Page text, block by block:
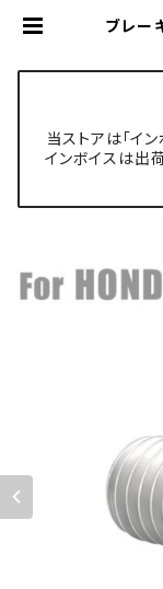
ブレー
301 |
当ストアは「イ
インボイスは出